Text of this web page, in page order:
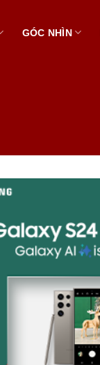
GÓC NHÌN